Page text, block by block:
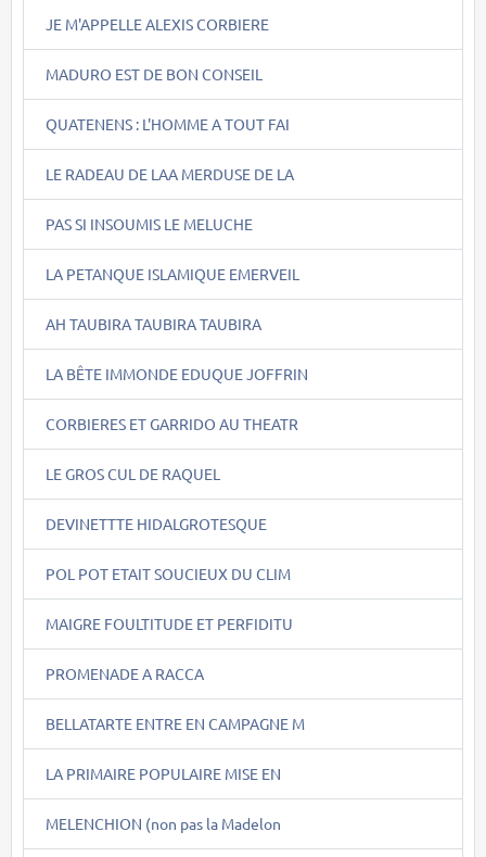
JE M'APPELLE ALEXIS CORBIERE
MADURO EST DE BON CONSEIL
QUATENENS : L'HOMME A TOUT FAI
LE RADEAU DE LAA MERDUSE DE LA
PAS SI INSOUMIS LE MELUCHE
LA PETANQUE ISLAMIQUE EMERVEIL
AH TAUBIRA TAUBIRA TAUBIRA
LA BÊTE IMMONDE EDUQUE JOFFRIN
CORBIERES ET GARRIDO AU THEATR
LE GROS CUL DE RAQUEL
DEVINETTTE HIDALGROTESQUE
POL POT ETAIT SOUCIEUX DU CLIM
MAIGRE FOULTITUDE ET PERFIDITU
PROMENADE A RACCA
BELLATARTE ENTRE EN CAMPAGNE M
LA PRIMAIRE POPULAIRE MISE EN
MELENCHION (non pas la Madelon